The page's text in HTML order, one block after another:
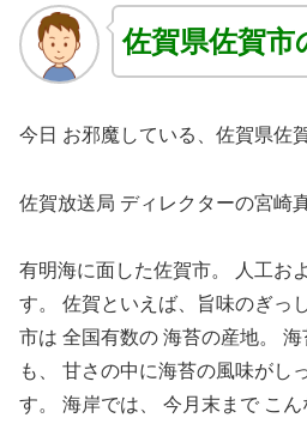
佐賀県佐賀市
今日 お邪魔している、佐賀県佐
佐賀放送局 ディレクターの宮崎
有明海に面した佐賀市。 人工お
す。 佐賀といえば、旨味のぎっ
市は 全国有数の 海苔の産地。
も、 甘さの中に海苔の風味がし
す。 海岸では、 今月末まで こん